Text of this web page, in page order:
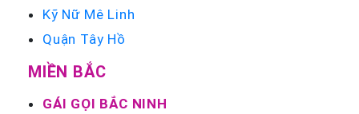
Kỹ Nữ Mê Linh
Quận Tây Hồ
MIỀN BẮC
GÁI GỌI BẮC NINH